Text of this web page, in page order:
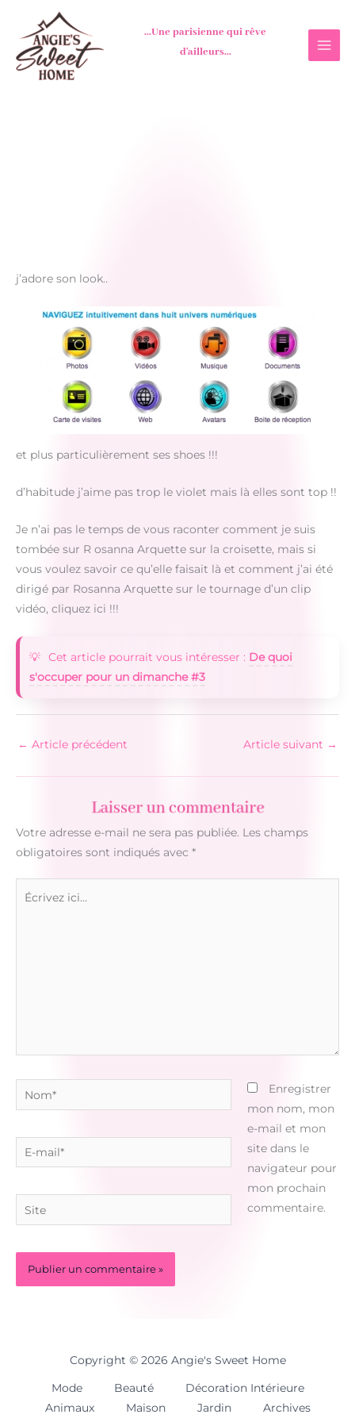
contenu
...Une parisienne qui rêve
d'ailleurs...
j’adore son look..
et plus particulièrement ses shoes !!!
d’habitude j’aime pas trop le violet mais là elles sont top !!
Je n’ai pas le temps de vous raconter comment je suis
tombée sur R osanna Arquette sur la croisette, mais si
vous voulez savoir ce qu’elle faisait là et comment j’ai été
dirigé par Rosanna Arquette sur le tournage d’un clip
vidéo, cliquez ici !!!
Cet article pourrait vous intéresser : De quoi
s'occuper pour un dimanche #3
← Article précédent Article suivant →
Laisser un commentaire
Votre adresse e-mail ne sera pas publiée. Les champs
obligatoires sont indiqués avec *
Nom*
E-
mail*
Site
Enregistrer
mon nom, mon
e-mail et mon
site dans le
navigateur pour
mon prochain
commentaire.
Copyright © 2026 Angie's Sweet Home
Mode Beauté
Décoration Intérieure
Animaux
Maison Jardin
Archives